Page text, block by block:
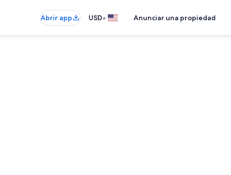
Abrir app USD• Anunciar una propiedad